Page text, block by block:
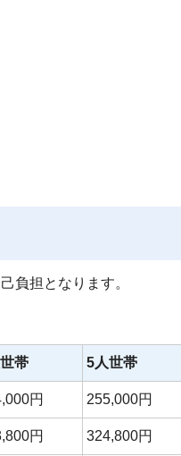
負担となります。
帯 5人世帯
円 255,000円
円 324,800円